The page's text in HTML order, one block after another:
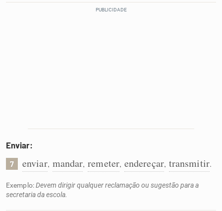
Enviar:
7 enviar, mandar, remeter, endereçar, transmitir.
Exemplo:Devem dirigir qualquer reclamação ou sugestão para a
secretaria da escola.